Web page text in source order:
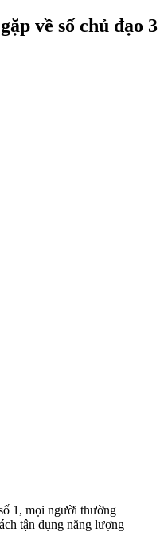
về số chủ đạo 3
1, mọi người thường
tận dụng năng lượng